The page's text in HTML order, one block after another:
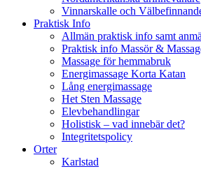
Vinnarskalle och
Praktisk Info
Allmän praktisk info samt
Praktisk info Massör &
Massage för hemmabruk
Energimassage Korta Katan
Lång energimassage
Het Sten Massage
Elevbehandlingar
Holistisk – vad innebär det?
Integritetspolicy
Orter
Karlstad